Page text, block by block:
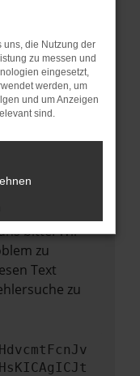
beheben.
und dein
Stand
nur ein
nicht
Schritte
bitte. Wir
zu
Text
zu
uns, die Nutzung der
zu messen und
eingesetzt,
werden, um
und um Anzeigen
sind.